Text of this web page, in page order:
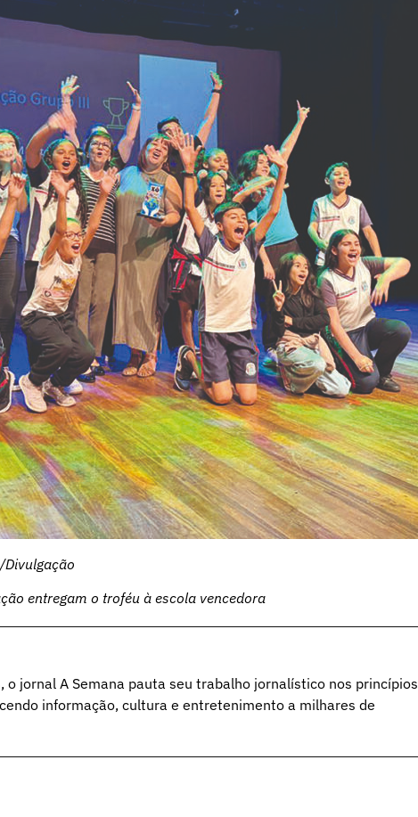
Divulgação
entregam o troféu à escola vencedora
jornal A Semana pauta seu trabalho jornalístico nos princípios
informação, cultura e entretenimento a milhares de